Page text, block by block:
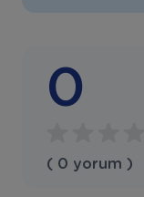
0
( 0 yorum )